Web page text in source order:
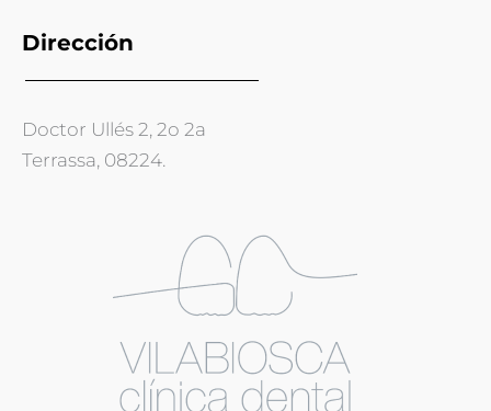
Dirección
Doctor Ullés 2, 2o 2a
Terrassa, 08224.